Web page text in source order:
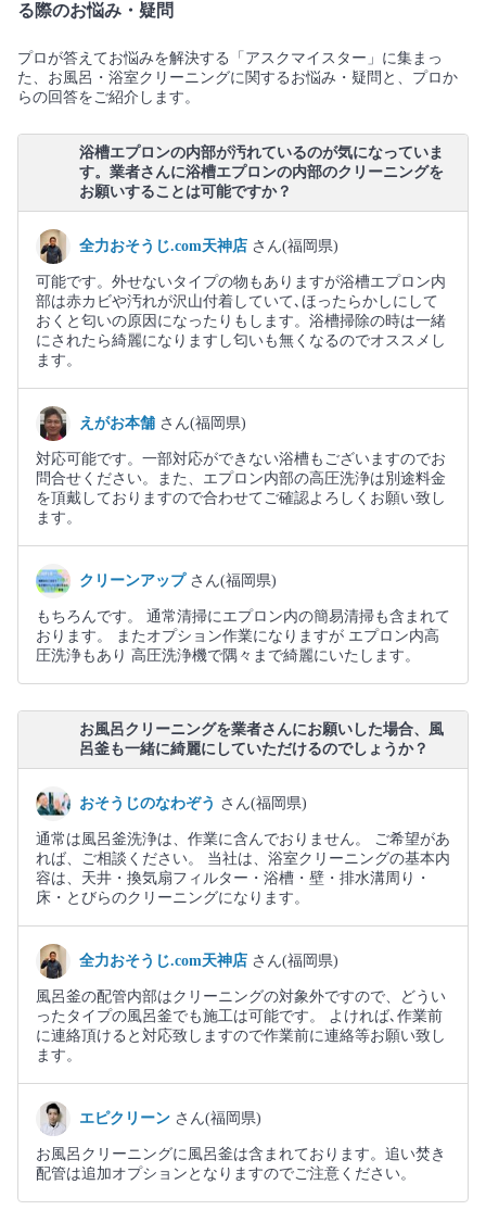
る際のお悩み・疑問
プロが答えてお悩みを解決する「アスクマイスター」に集まっ
た、お風呂・浴室クリーニングに関するお悩み・疑問と、プロか
らの回答をご紹介します。
浴槽エプロンの内部が汚れているのが気になっていま
す。業者さんに浴槽エプロンの内部のクリーニングを
お願いすることは可能ですか？
全力おそうじ.com天神店 さん(福岡県)
可能です。外せないタイプの物もありますが浴槽エプロン内
部は赤カビや汚れが沢山付着していて､ほったらかしにして
おくと匂いの原因になったりもします。浴槽掃除の時は一緒
にされたら綺麗になりますし匂いも無くなるのでオススメし
ます。
えがお本舗 さん(福岡県)
対応可能です。一部対応ができない浴槽もございますのでお
問合せください。また、エプロン内部の高圧洗浄は別途料金
を頂戴しておりますので合わせてご確認よろしくお願い致し
ます。
クリーンアップ さん(福岡県)
もちろんです。 通常清掃にエプロン内の簡易清掃も含まれて
おります。 またオプション作業になりますが エプロン内高
圧洗浄もあり 高圧洗浄機で隅々まで綺麗にいたします。
お風呂クリーニングを業者さんにお願いした場合、風
呂釜も一緒に綺麗にしていただけるのでしょうか？
おそうじのなわぞう さん(福岡県)
通常は風呂釜洗浄は、作業に含んでおりません。 ご希望があ
れば、ご相談ください。 当社は、浴室クリーニングの基本内
容は、天井・換気扇フィルター・浴槽・壁・排水溝周り・
床・とびらのクリーニングになります。
全力おそうじ.com天神店 さん(福岡県)
風呂釜の配管内部はクリーニングの対象外ですので、どうい
ったタイプの風呂釜でも施工は可能です。 よければ､作業前
に連絡頂けると対応致しますので作業前に連絡等お願い致し
ます。
エピクリーン さん(福岡県)
お風呂クリーニングに風呂釜は含まれております。追い焚き
配管は追加オプションとなりますのでご注意ください。